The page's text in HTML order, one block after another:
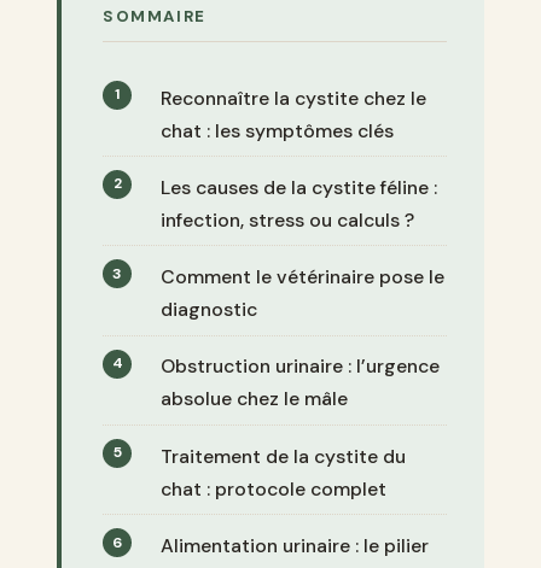
SOMMAIRE
Reconnaître la cystite chez le
chat : les symptômes clés
Les causes de la cystite féline :
infection, stress ou calculs ?
Comment le vétérinaire pose le
diagnostic
Obstruction urinaire : l’urgence
absolue chez le mâle
Traitement de la cystite du
chat : protocole complet
Alimentation urinaire : le pilier